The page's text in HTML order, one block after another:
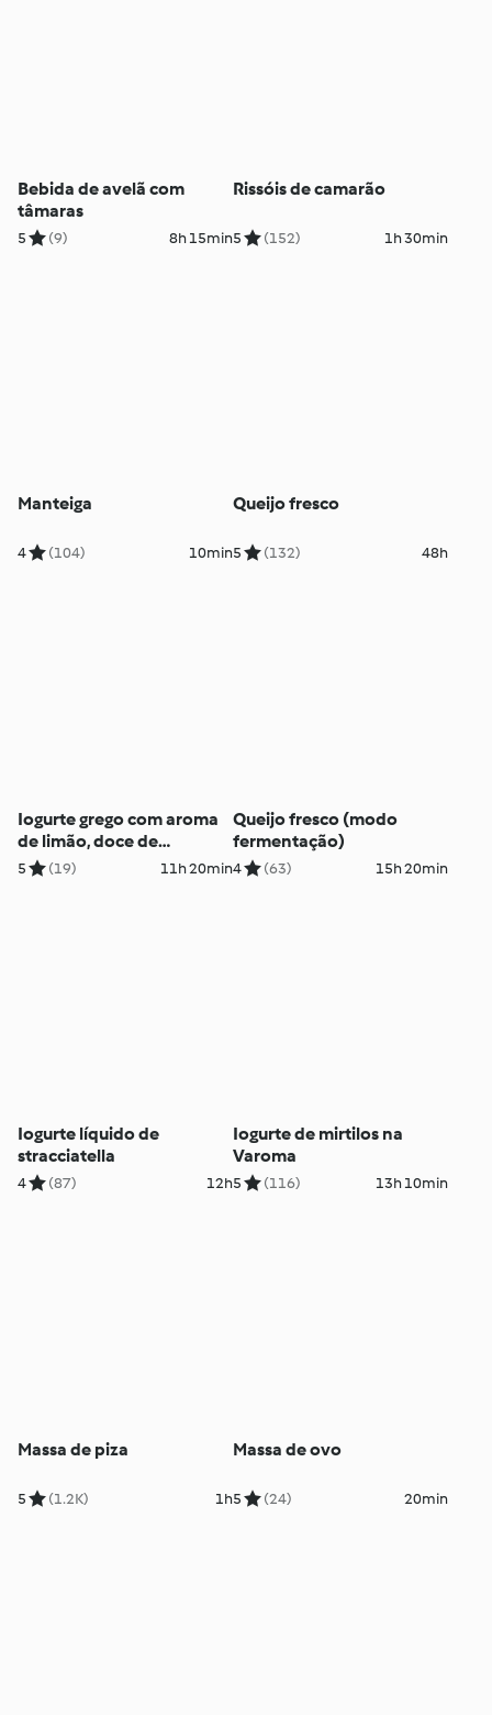
Bebida de avelã com
tâmaras
5 (9) 8h 15min
Rissóis de camarão
5 (152) 1h 30min
Manteiga
4 (104) 10min
Queijo fresco
5 (132) 48h
Iogurte grego com aroma
de limão, doce de
framboesa e granola
5 (19) 11h 20min
Queijo fresco (modo
fermentação)
4 (63) 15h 20min
Iogurte líquido de
stracciatella
4 (87) 12h
Iogurte de mirtilos na
Varoma
5 (116) 13h 10min
Massa de piza
5 (1.2K) 1h
Massa de ovo
5 (24) 20min